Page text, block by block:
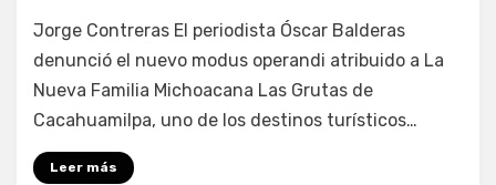
Fernando Miranda Servín
Jorge Contreras El periodista Óscar Balderas
denunció el nuevo modus operandi atribuido a La
Nueva Familia Michoacana Las Grutas de
Cacahuamilpa, uno de los destinos turísticos…
Leer más